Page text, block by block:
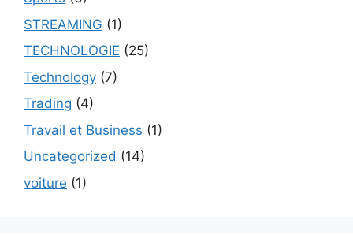
STREAMING (1)
TECHNOLOGIE (25)
Technology (7)
Trading (4)
Travail et Business (1)
Uncategorized (14)
voiture (1)